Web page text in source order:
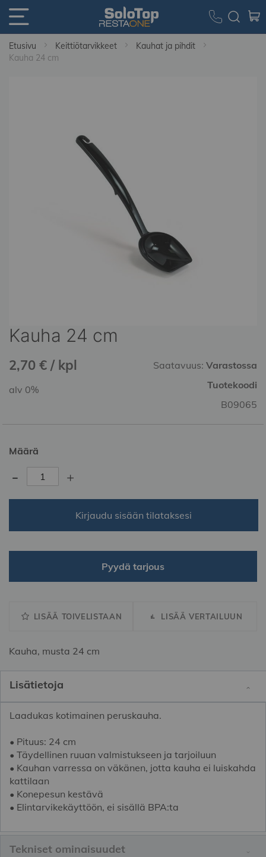
Etusivu Keittiötarvikkeet
Kauhat ja pihdit
Kauha 24 cm
Kauha 24 cm
2,70 € / kpl Saatavuus: Varastossa
Tuotekoodi
B09065
alv 0%
Määrä
- +
Kirjaudu sisään tilataksesi
Pyydä tarjous
LISÄÄ TOIVELISTAAN LISÄÄ VERTAILUUN
Kauha, musta 24 cm
Skip
to
the
beginning
of
gallery
Lisätietoja
Laadukas kotimainen peruskauha.
• Pituus: 24 cm
• Täydellinen ruuan valmistukseen ja tarjoiluun
• Kauhan varressa on väkänen, jotta kauha ei luiskahda
kattilaan
• Konepesun kestävä
• Elintarvikekäyttöön, ei sisällä BPA:ta
Tekniset ominaisuudet